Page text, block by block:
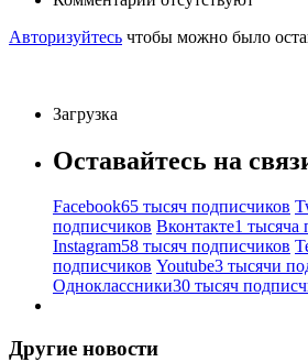
Авторизуйтесь чтобы можно было
Загрузка
Оставайтесь на
Facebook65 тысяч подписчиков
подписчиков Вконтакте1 тысяча
Instagram58 тысяч подписчиков
подписчиков Youtube3 тысячи
Одноклассники30 тысяч
Другие новости